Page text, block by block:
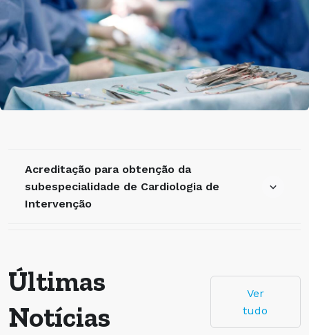
Acreditação para obtenção da
subespecialidade de Cardiologia de
Intervenção
Últimas
Notícias
Ver
tudo